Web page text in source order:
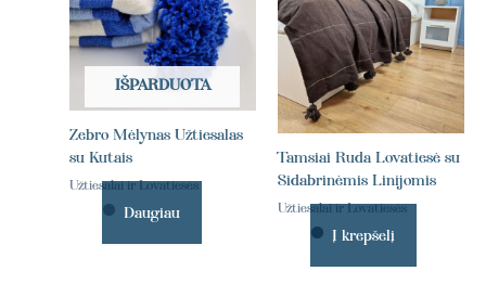
IŠPARDUOTA
Zebro Mėlynas Užtiesalas
su Kutais
Užtiesalai ir Lovatiesės
Daugiau
Tamsiai Ruda Lovatiesė su
Sidabrinėmis Linijomis
Užtiesalai ir Lovatiesės
Į krepšelį